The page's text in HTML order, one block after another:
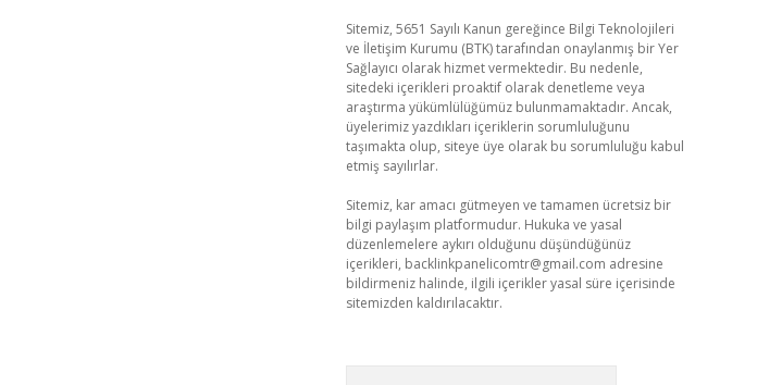
Sitemiz, 5651 Sayılı Kanun gereğince Bilgi Teknolojileri
ve İletişim Kurumu (BTK) tarafından onaylanmış bir Yer
Sağlayıcı olarak hizmet vermektedir. Bu nedenle,
sitedeki içerikleri proaktif olarak denetleme veya
araştırma yükümlülüğümüz bulunmamaktadır. Ancak,
üyelerimiz yazdıkları içeriklerin sorumluluğunu
taşımakta olup, siteye üye olarak bu sorumluluğu kabul
etmiş sayılırlar.
Sitemiz, kar amacı gütmeyen ve tamamen ücretsiz bir
bilgi paylaşım platformudur. Hukuka ve yasal
düzenlemelere aykırı olduğunu düşündüğünüz
içerikleri, backlinkpanelicomtr@gmail.com adresine
bildirmeniz halinde, ilgili içerikler yasal süre içerisinde
sitemizden kaldırılacaktır.